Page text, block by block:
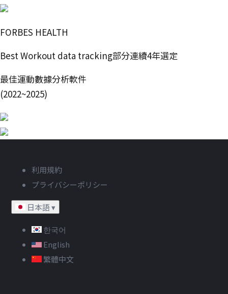
FORBES HEALTH
Best Workout data tracking部分連續4年選定
最佳運動數據分析軟件
(2022~2025)
利用規約
プライバシーポリシー
日本語▾
한국어
English
繁體中文